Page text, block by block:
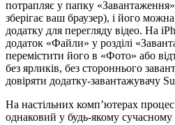
потрапляє у папку
зберігає ваш браузер), і його
додатку для перегляду відео. На
додаток «Файли» у розділі
перемістити його в «Фото» або
без ярликів, без стороннього
довіряти додатку-завантажувачу
На настільних комп’ютерах
однаковий у будь-якому сучасному